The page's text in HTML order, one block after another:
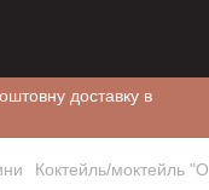
доставку в
Коктейль/моктейль